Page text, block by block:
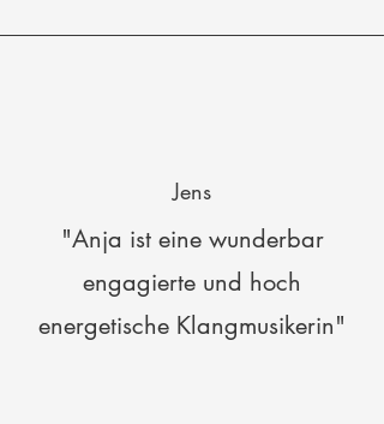
Jens
"Anja ist eine wunderbar
engagierte und hoch
energetische Klangmusikerin"